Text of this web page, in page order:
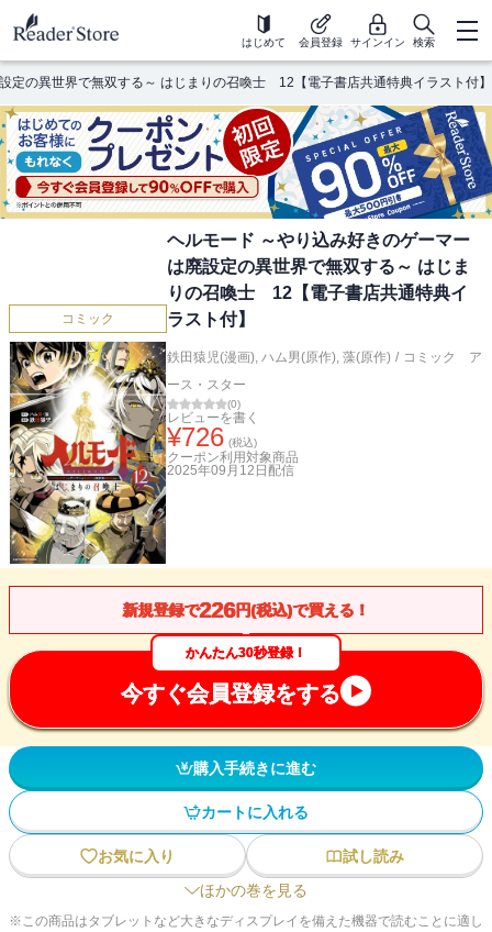
はじめて 会員登録 サインイン 検索
定の異世界で無双する～ はじまりの召喚士 12【電子書店共通特典イラスト付】
コミック
ヘルモード ～やり込み好きのゲーマー
は廃設定の異世界で無双する～ はじま
りの召喚士 12【電子書店共通特典イ
ラスト付】
鉄田猿児(漫画), ハム男(原作), 藻(原作) / コミック ア
ース・スター
(0)
レビューを書く
¥726 (税込)
クーポン利用対象商品
2025年09月12日 配信
新規登録で226円(税込)で買える！
かんたん30秒登録！
今すぐ会員登録をする
購入手続きに進む
カートに入れる
お気に入り
試し読み
ほかの巻を見る
※この商品はタブレットなど大きなディスプレイを備えた機器で読むことに適し